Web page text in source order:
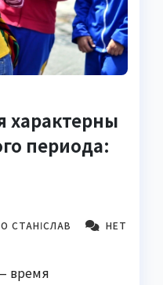
характерны
периода:
СТАНІСЛАВ
НЕТ
время